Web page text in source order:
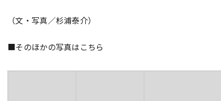
（文・写真／杉浦泰介）
■そのほかの写真はこちら